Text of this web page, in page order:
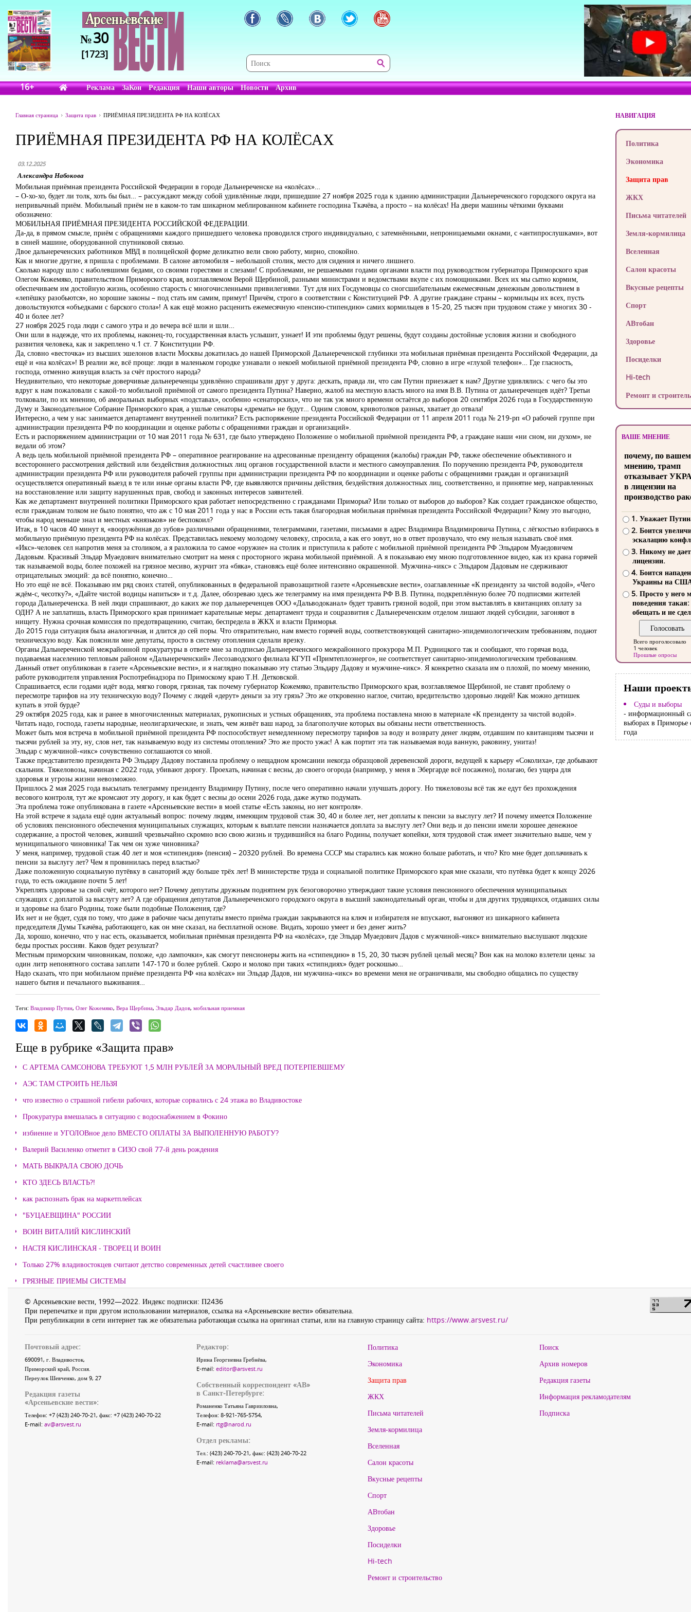
№30
[1723]
16+ Реклама ЗаКон Редакция Наши авторы Новости Архив
Главная страница Защита прав ПРИЁМНАЯ ПРЕЗИДЕНТА РФ НА КОЛЁСАХ
ПРИЁМНАЯ ПРЕЗИДЕНТА РФ НА КОЛЁСАХ
03.12.2025
Александра Набокова
Мобильная приёмная президента Российской Федерации в городе Дальнереченске на «колёсах»…
– О-хо-хо, будет ли толк, хоть бы был… – рассуждают между собой удивлённые люди, пришедшие 27 ноября 2025 года к зданию администрации Дальнереченского городского округа на
непривычный приём. Мобильный приём не в каком-то там шикарном меблированном кабинете господина Ткачёва, а просто – на колёсах! На двери машины чёткими буквами
обозначено:
МОБИЛЬНАЯ ПРИЁМНАЯ ПРЕЗИДЕНТА РОССИЙСКОЙ ФЕДЕРАЦИИ.
Да-да, в прямом смысле, приём с обращениями каждого пришедшего человека проводился строго индивидуально, с затемнёнными, непроницаемыми окнами, с «антипрослушками», вот
в синей машине, оборудованной спутниковой связью.
Двое дальнереченских работников МВД в полицейской форме деликатно вели свою работу, мирно, спокойно.
Как и многие другие, я пришла с проблемами. В салоне автомобиля – небольшой столик, место для сидения и ничего лишнего.
Сколько народу шло с наболевшими бедами, со своими горестями и слезами! С проблемами, не решаемыми годами органами власти под руководством губернатора Приморского края
Олегом Кожемяко, правительством Приморского края, возглавляемом Верой Щербиной, разными министрами и ведомствами вкупе с их помощниками. Всех их мы сытно кормим,
обеспечиваем им достойную жизнь, особенно старость с многочисленными привилегиями. Тут для них Госдумовцы со сногсшибательным ежемесячным денежным довольствием в
«лепёшку разобьются», но хорошие законы – под стать им самим, примут! Причём, строго в соответствии с Конституцией РФ. А другие граждане страны – кормильцы их всех, пусть
довольствуются «объедками с барского стола»! А как ещё можно расценить ежемесячную «пенсию-стипендию» самих кормильцев в 15-20, 25 тысяч при трудовом стаже у многих 30 -
40 и более лет?
27 ноября 2025 года люди с самого утра и до вечера всё шли и шли…
Они шли в надежде, что их проблемы, наконец-то, государственная власть услышит, узнает! И эти проблемы будут решены, будут созданы достойные условия жизни и свободного
развития человека, как и закреплено ч.1 ст. 7 Конституции РФ.
Да, словно «весточка» из высших эшелонов власти Москвы докатилась до нашей Приморской Дальнереченской глубинки эта мобильная приёмная президента Российской Федерации, да
ещё и «на колёсах»! В реалии же, всё проще: люди в маленьком городке узнавали о некоей мобильной приёмной президента РФ, словно в игре «глухой телефон»… Где гласность,
господа, отменно живущая власть за счёт простого народа?
Неудивительно, что некоторые доверчивые дальнереченцы удивлённо спрашивали друг у друга: дескать, правда ли, что сам Путин приезжает к нам? Другие удивлялись: с чего бы это
вдруг к нам пожаловали с какой-то мобильной приёмной от самого президента Путина? Наверно, жалоб на местную власть много на имя В.В. Путина от дальнереченцев идёт? Третьи
толковали, по их мнению, об аморальных выборных «подставах», особенно «сенаторских», что не так уж много времени остаётся до выборов 20 сентября 2026 года в Государственную
Думу и Законодательное Собрание Приморского края, а ушлые сенаторы «дремать» не будут… Одним словом, кривотолков разных, хватает до отвала!
Интересно, а чем у нас занимается департамент внутренней политики? Есть распоряжение президента Российской Федерации от 11 апреля 2011 года № 219-рп «О рабочей группе при
администрации президента РФ по координации и оценке работы с обращениями граждан и организаций».
Есть и распоряжением администрации от 10 мая 2011 года № 631, где было утверждено Положение о мобильной приёмной президента РФ, а граждане наши «ни сном, ни духом», не
ведали об этом?
А ведь цель мобильной приёмной президента РФ – оперативное реагирование на адресованные президенту обращения (жалобы) граждан РФ, также обеспечение объективного и
всестороннего рассмотрения действий или бездействия должностных лиц органов государственной власти и местного самоуправления. По поручению президента РФ, руководителя
администрации президента РФ или руководителя рабочей группы при администрации президента РФ по координации и оценке работы с обращениями граждан и организаций
осуществляется оперативный выезд в те или иные органы власти РФ, где выявляются причины действия, бездействия должностных лиц, соответственно, и принятие мер, направленных
на восстановление или защиту нарушенных прав, свобод и законных интересов заявителей.
Как же департамент внутренней политики Приморского края работает непосредственно с гражданами Приморья? Или только от выборов до выборов? Как создает гражданское общество,
если гражданам толком не было понятно, что аж с 10 мая 2011 года у нас в России есть такая благородная мобильная приёмная президента Российской Федерации? Кому это выгодно,
чтобы народ меньше знал и местных «князьков» не беспокоил?
Итак, в 10 часов 40 минут я, «вооружённая до зубов» различными обращениями, телеграммами, газетами, письмами в адрес Владимира Владимировича Путина, с лёгкостью взбираюсь в
мобильную приёмную президента РФ на колёсах. Представилась некоему молодому человеку, спросила, а как его зовут, но в ответ прозвучало, что ему нельзя называть своё имя.
«Икс»-человек сел напротив меня за столиком, а я разложила то самое «оружие» на столик и приступила к работе с мобильной приёмной президента РФ Эльдаром Муаедовичем
Дадовым. Красивый Эльдар Муаедович внимательно смотрит на меня с просторного экрана мобильной приёмной. А я показываю ему мною подготовленное видео, как из крана горячей
так называемой воды, более похожей на грязное месиво, журчит эта «бяка», становясь ещё более интенсивно окрашенной. Мужчина-«икс» с Эльдаром Дадовым не сдерживают
отрицательных эмоций: да всё понятно, конечно…
Но это ещё не всё. Показываю им ряд своих статей, опубликованных в федеральной правозащитной газете «Арсеньевские вести», озаглавленные «К президенту за чистой водой», «Чего
ждём-с, чесотку?», «Дайте чистой водицы напиться» и т.д. Далее, обозреваю здесь же телеграмму на имя президента РФ В.В. Путина, подкреплённую более 70 подписями жителей
города Дальнереченска. В ней люди спрашивают, до каких же пор дальнереченцев ООО «Дальводоканал» будет травить грязной водой, при этом выставлять в квитанциях оплату за
ОДН? А не заплатишь, власть Приморского края принимает карательные меры: департамент труда и соцразвития с Дальнереченским отделом лишают людей субсидии, загоняют в
нищету. Нужна срочная комиссия по предотвращению, считаю, беспредела в ЖКХ и власти Приморья.
До 2015 года ситуация была аналогичная, и длится до сей поры. Что отвратительно, нам вместо горячей воды, соответствовующей санитарно-эпидемиологическим требованиям, подают
техническую воду. Как пояснили мне депутаты, просто в систему отопления сделали врезку.
Органы Дальнереченской межрайонной прокуратуры в ответе мне за подписью Дальнереченского межрайонного прокурора М.П. Рудницкого так и сообщают, что горячая вода,
подаваемая населению тепловым районом «Дальнереченский» Лесозаводского филиала КГУП «Примтеплоэнерго», не соответствует санитарно-эпидемиологическим требованиям.
Данный ответ опубликован в газете «Арсеньевские вести», и я наглядно показываю эту статью Эльдару Дадову и мужчине-«икс». Я конкретно сказала им о плохой, по моему мнению,
работе руководителя управления Роспотребнадзора по Примоскому краю Т.Н. Детковской.
Спрашивается, если годами идёт вода, мягко говоря, грязная, так почему губернатор Кожемяко, правительство Приморского края, возглавляемое Щербиной, не ставят проблему о
пересмотре тарифов на эту техническую воду? Почему с людей «дерут» деньги за эту грязь? Это же откровенно наглое, считаю, вредительство здоровью людей! Как можно детишек
купать в этой бурде?
29 октября 2025 года, как и ранее в многочисленных материалах, рукописных и устных обращениях, эта проблема поставлена мною в материале «К президенту за чистой водой».
Читать надо, господа, газеты народные, неолигархические, и знать, чем живёт ваш народ, за благополучие которых вы обязаны нести ответственность.
Может быть моя встреча в мобильной приёмной президента РФ поспособствует немедленному пересмотру тарифов за воду и возврату денег людям, отдавшим по квитанциям тысячи и
тысячи рублей за эту, ну, слов нет, так называемую воду из системы отопления? Это же просто ужас! А как портит эта так называемая вода ванную, раковину, унитаз!
Эльдар с мужчиной-«икс» сочувственно соглашаются со мной.
Также представителю президента РФ Эльдару Дадову поставила проблему о нещадном кромсании некогда образцовой деревенской дороги, ведущей к карьеру «Соколиха», где добывают
скальник. Тяжеловозы, начиная с 2022 года, убивают дорогу. Проехать, начиная с весны, до своего огорода (например, у меня в Эбергарде всё посажено), полагаю, без ущера для
здоровья и угрозы жизни невозможно.
Пришлось 2 мая 2025 года высылать телеграмму президенту Владимиру Путину, после чего оперативно начали улучшать дорогу. Но тяжеловозы всё так же едут без прохождения
весового контроля, тут же кромсают эту дорогу, и как будет с весны до осени 2026 года, даже жутко подумать.
Эта проблема тоже опубликована в газете «Арсеньевские вести» в моей статье «Есть законы, но нет контроля».
На этой встрече я задала ещё один актуальный вопрос: почему людям, имеющим трудовой стаж 30, 40 и более лет, нет доплаты к пенсии за выслугу лет? И почему имеется Положение
об условиях пенсионного обеспечения муниципальных служащих, которым к выплате пенсии назначается доплата за выслугу лет? Они ведь и до пенсии имели хорошее денежное
содержание, а простой человек, живший чрезвычайно скромно всю свою жизнь и трудившийся на благо Родины, получает копейки, хотя трудовой стаж имеет значительно выше, чем у
муниципального чиновника! Так чем он хуже чиновника?
У меня, например, трудовой стаж 40 лет и моя «стипендия» (пенсия) – 20320 рублей. Во времена СССР мы старались как можно больше работать, и что? Кто мне будет доплачивать к
пенсии за выслугу лет? Чем я провинилась перед властью?
Даже положенную социальную путёвку в санаторий жду больше трёх лет! В министерстве труда и социальной политике Приморского края мне сказали, что путёвка будет к концу 2026
года, то есть ожидание почти 5 лет!
Укреплять здоровье за свой счёт, которого нет? Почему депутаты дружным поднятием рук безоговорочно утверждают такие условия пенсионного обеспечения муниципальных
служащих с доплатой за выслугу лет? А где обращения депутатов Дальнереченского городского округа в высший законодательный орган, чтобы и для других трудящихся, отдавших силы
и здоровье на благо Родины, тоже были подобные Положения, где?
Их нет и не будет, судя по тому, что даже в рабочие часы депутаты вместо приёма граждан закрываются на ключ и избирателя не впускают, выгоняют из шикарного кабинета
председателя Думы Ткачёва, работающего, как он мне сказал, на бесплатной основе. Видать, хорошо умеет и без денег жить?
Да, хорошо, конечно, что у нас есть, оказывается, мобильная приёмная президента РФ на «колёсах», где Эльдар Муаедович Дадов с мужчиной-«икс» внимательно выслушают людские
беды простых россиян. Каков будет результат?
Местным приморским чиновникам, похоже, «до лампочки», как смогут пенсионеры жить на «стипендию» в 15, 20, 30 тысяч рублей целый месяц? Вон как на молоко взлетели цены: за
один литр непонятного состава заплати 147-170 и более рублей. Скоро и молоко при таких «стипндиях» будет роскошью…
Надо сказать, что при мобильном приёме президента РФ «на колёсах» ни Эльдар Дадов, ни мужчина-«икс» во времени меня не ограничивали, мы свободно общались по существу
нашего бытия и печального выживания…
Теги: Владимир Путин, Олег Кожемяко, Вера Щербина, Эльдар Дадов, мобильная приемная
Еще в рубрике «Защита прав»
С АРТЕМА САМСОНОВА ТРЕБУЮТ 1,5 МЛН РУБЛЕЙ ЗА МОРАЛЬНЫЙ ВРЕД ПОТЕРПЕВШЕМУ
АЭС ТАМ СТРОИТЬ НЕЛЬЗЯ
что известно о страшной гибели рабочих, которые сорвались с 24 этажа во Владивостоке
Прокуратура вмешалась в ситуацию с водоснабжением в Фокино
избиение и УГОЛОВное дело ВМЕСТО ОПЛАТЫ ЗА ВЫПОЛЕННУЮ РАБОТУ?
Валерий Василенко отметит в СИЗО свой 77-й день рождения
МАТЬ ВЫКРАЛА СВОЮ ДОЧЬ
КТО ЗДЕСЬ ВЛАСТЬ?!
как распознать брак на маркетплейсах
"БУЦАЕВЩИНА" РОССИИ
ВОИН ВИТАЛИЙ КИСЛИНСКИЙ
НАСТЯ КИСЛИНСКАЯ - ТВОРЕЦ И ВОИН
Только 27% владивостокцев считают детство современных детей счастливее своего
ГРЯЗНЫЕ ПРИЕМЫ СИСТЕМЫ
НАВИГАЦИЯ
Политика
Экономика
Защита прав
ЖКХ
Письма читателей
Земля-кормилица
Вселенная
Салон красоты
Вкусные рецепты
Спорт
АВтобан
Здоровье
Посиделки
Hi-tech
Ремонт и
ВАШЕ МНЕНИЕ
почему, по
мнению, трамп
отказывает
в лицензии на
производство
1. Уважает
2. Боится
эскалацию
3. Никому не
лицензии.
4. Боится
Украины на
5. Просто у него
поведения такая:
обещать и не
Всего проголосовало
1 человек
Прошлые опросы
Наши
Суды и выборы
- информационный
выборах в Приморье
года
© Арсеньевские вести, 1992—2022. Индекс подписки: П2436
При перепечатке и при другом использовании материалов, ссылка на «Арсеньевские вести» обязательна.
При републикации в сети интернет так же обязательна работающая ссылка на оригинал статьи, или на главную страницу сайта: https://www.arsvest.ru/
Почтовый адрес:
690091, г. Владивосток,
Приморский край, Россия.
Переулок Шевченко, дом 9, 27
Редакция газеты
«Арсеньевские вести»:
Телефон: +7 (423) 240-70-21, факс: +7 (423) 240-70-22
E-mail: av@arsvest.ru
Редактор:
Ирина Георгиевна Гребнёва,
E-mail: editor@arsvest.ru
Собственный корреспондент «АВ»
в Санкт-Петербурге:
Романенко Татьяна Гаврииловна,
Телефон: 8-921-765-5754,
E-mail: rtg@narod.ru
Отдел рекламы:
Тел.: (423) 240-70-21, факс: (423) 240-70-22
E-mail: reklama@arsvest.ru
Политика
Экономика
Защита прав
ЖКХ
Письма читателей
Земля-кормилица
Вселенная
Салон красоты
Вкусные рецепты
Спорт
АВтобан
Здоровье
Посиделки
Hi-tech
Ремонт и строительство
Поиск
Архив номеров
Редакция газеты
Информация рекламодателям
Подписка